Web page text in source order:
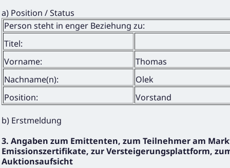
a) Position / Status
Person steht in enger Beziehung zu:
Titel:
Vorname:
Thomas
Nachname(n):
Olek
Position:
Vorstand
b) Erstmeldung
3. Angaben zum Emittenten, zum Teilnehmer am
Emissionszertifikate, zur Versteigerungsplattform,
Auktionsaufsicht